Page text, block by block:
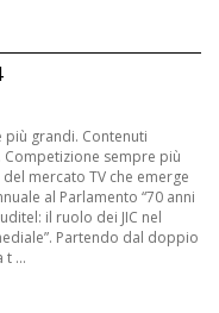
grandi. Contenuti
Competizione sempre più
mercato TV che emerge
al Parlamento “70 anni
il ruolo dei JIC nel
Partendo dal doppio
t ...